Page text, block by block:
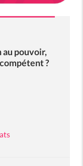
au pouvoir,
?